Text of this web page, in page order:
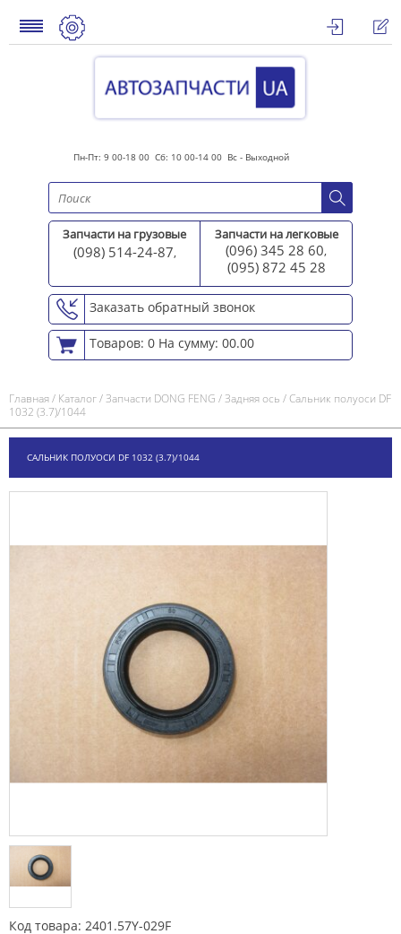
Пн-Пт: 9 00-18 00 Сб: 10 00-14 00 Вс - Выходной
Запчасти на грузовые
(098) 514-24-87,
Запчасти на легковые
(096) 345 28 60,
(095) 872 45 28
Заказать обратный звонок
Товаров: 0 На сумму: 00.00
Главная/ Каталог/Запчасти DONG FENG /Задняя ось /Сальник полуоси DF
1032 (3.7)/1044
САЛЬНИК ПОЛУОСИ DF 1032 (3.7)/1044
Код товара: 2401.57Y-029F